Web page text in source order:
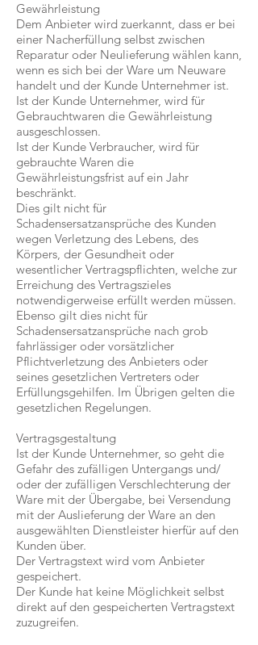
Gewährleistung
Dem Anbieter wird zuerkannt, dass er bei
einer Nacherfüllung selbst zwischen
Reparatur oder Neulieferung wählen kann,
wenn es sich bei der Ware um Neuware
handelt und der Kunde Unternehmer ist.
Ist der Kunde Unternehmer, wird für
Gebrauchtwaren die Gewährleistung
ausgeschlossen.
Ist der Kunde Verbraucher, wird für
gebrauchte Waren die
Gewährleistungsfrist auf ein Jahr
beschränkt.
Dies gilt nicht für
Schadensersatzansprüche des Kunden
wegen Verletzung des Lebens, des
Körpers, der Gesundheit oder
wesentlicher Vertragspflichten, welche zur
Erreichung des Vertragszieles
notwendigerweise erfüllt werden müssen.
Ebenso gilt dies nicht für
Schadensersatzansprüche nach grob
fahrlässiger oder vorsätzlicher
Pflichtverletzung des Anbieters oder
seines gesetzlichen Vertreters oder
Erfüllungsgehilfen. Im Übrigen gelten die
gesetzlichen Regelungen.
Vertragsgestaltung
Ist der Kunde Unternehmer, so geht die
Gefahr des zufälligen Untergangs und/
oder der zufälligen Verschlechterung der
Ware mit der Übergabe, bei Versendung
mit der Auslieferung der Ware an den
ausgewählten Dienstleister hierfür auf den
Kunden über.
Der Vertragstext wird vom Anbieter
gespeichert.
Der Kunde hat keine Möglichkeit selbst
direkt auf den gespeicherten Vertragstext
zuzugreifen.